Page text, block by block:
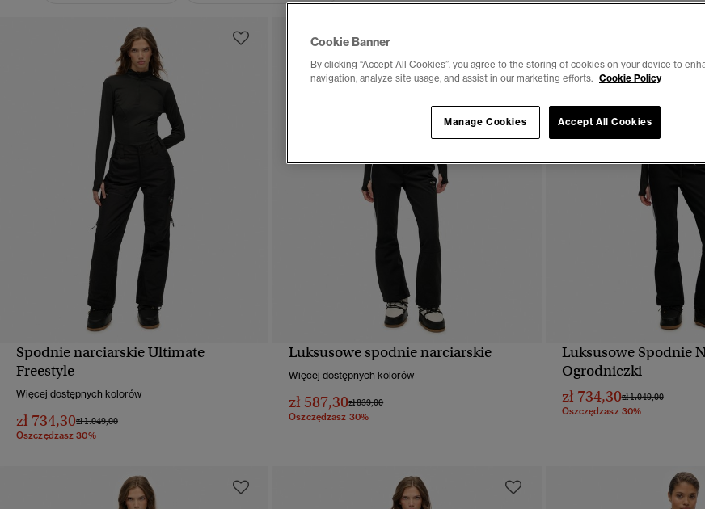
Spodnie narciarskie Ultimate
Freestyle
Więcej dostępnych kolorów
zł 734,30Cena obniżona od
zł 1.049,00do
Oszczędzasz 30%
SZYBKI PODGLĄD
Luksusowe spodnie narciarskie
Więcej dostępnych kolorów
zł 587,30Cena obniżona od
zł 839,00do
Oszczędzasz 30%
SZYBKI
Luksusowe Spodnie
Ogrodniczki
zł 734,30Cena obniżona od
zł 1.049,00do
Oszczędzasz 30%
Cookie Banner
By clicking “Accept All Cookies”, you agree to the storing of cookies on your device to
navigation, analyze site usage, and assist in our marketing efforts. Cookie Policy
Accept All Cookies
Manage Cookies